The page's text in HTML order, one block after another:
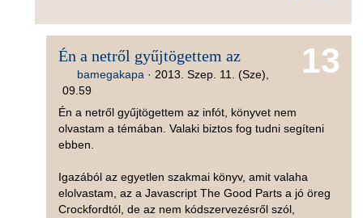
13
Én a netről gyűjtögettem az
bamegakapa ·2013. Szep. 11. (Sze),
09.59
Én a netről gyűjtögettem az infót, könyvet nem
olvastam a témában. Valaki biztos fog tudni segíteni
ebben.
Igazából az egyetlen szakmai könyv, amit valaha
elolvastam, az a Javascript The Good Parts a jó öreg
Crockfordtól, de az nem kódszervezésről szól,